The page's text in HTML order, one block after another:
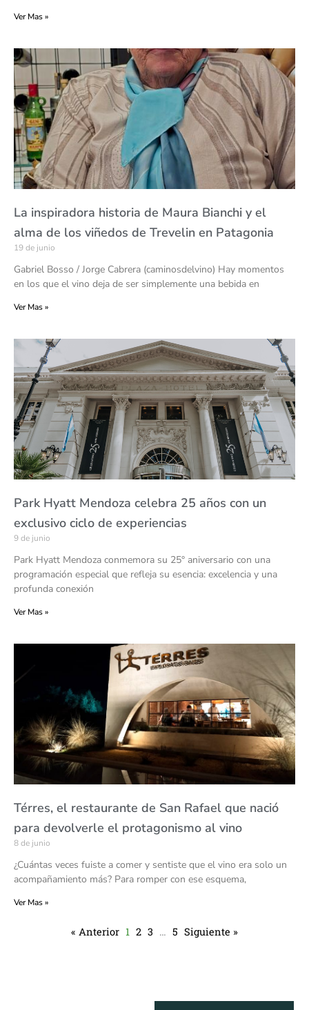
Ver Mas »
La inspiradora historia de Maura Bianchi y el
alma de los viñedos de Trevelin en Patagonia
19 de junio
Gabriel Bosso / Jorge Cabrera (caminosdelvino) Hay momentos
en los que el vino deja de ser simplemente una bebida en
Ver Mas »
Park Hyatt Mendoza celebra 25 años con un
exclusivo ciclo de experiencias
9 de junio
Park Hyatt Mendoza conmemora su 25° aniversario con una
programación especial que refleja su esencia: excelencia y una
profunda conexión
Ver Mas »
Térres, el restaurante de San Rafael que nació
para devolverle el protagonismo al vino
8 de junio
¿Cuántas veces fuiste a comer y sentiste que el vino era solo un
acompañamiento más? Para romper con ese esquema,
Ver Mas »
« Anterior 1 2 3 … 5 Siguiente »